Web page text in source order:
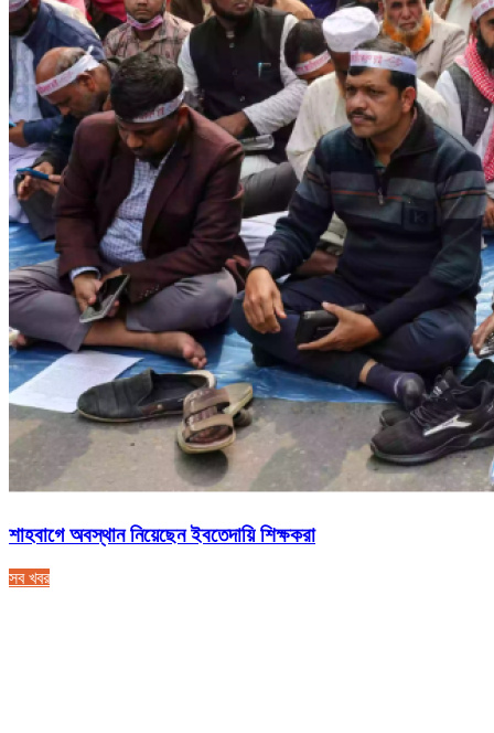
শাহবাগে অবস্থান নিয়েছেন ইবতেদায়ি শিক্ষকরা
সব খবর